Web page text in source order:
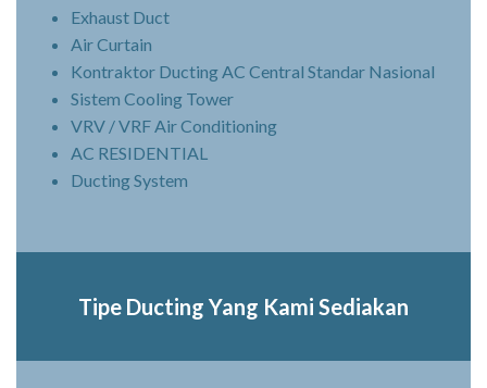
Exhaust Duct
Air Curtain
Kontraktor Ducting AC Central Standar Nasional
Sistem Cooling Tower
VRV / VRF Air Conditioning
AC RESIDENTIAL
Ducting System
Tipe Ducting Yang Kami Sediakan